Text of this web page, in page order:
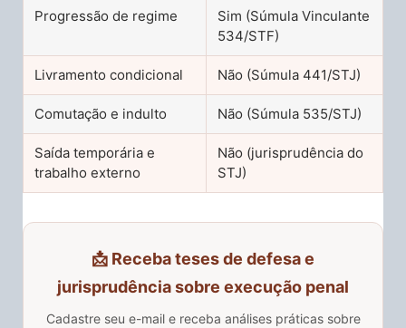
Progressão de regime
Sim (Súmula Vinculante
534/STF)
Livramento condicional Não (Súmula 441/STJ)
Comutação e indulto Não (Súmula 535/STJ)
Saída temporária e
trabalho externo
Não (jurisprudência do
STJ)
📩 Receba teses de defesa e
jurisprudência sobre execução penal
Cadastre seu e-mail e receba análises práticas sobre